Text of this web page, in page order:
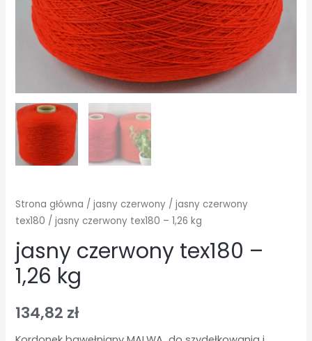
Strona główna /jasny czerwony /jasny czerwony
tex180 / jasny czerwony tex180 – 1,26 kg
jasny czerwony tex180 –
1,26 kg
134,82 zł